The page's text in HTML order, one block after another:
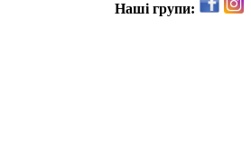
Наші групи: